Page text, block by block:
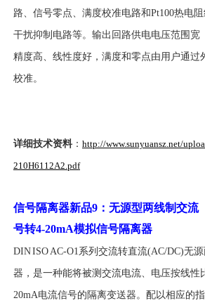
路、信号零点、满度校准电路和Pt100热电阻
干扰抑制电路等。输出回路供电电压范围宽
精度高、线性度好，满度和零点由用户通过
校准。
详细技术资料： http://www.sunyuansz.net/
210H6112A2.pdf
信号隔离器新品9：无源型两线制交流
号转4-20mA模拟信号隔离器
DIN ISO AC-O1系列交流转直流(AC/DC)无
器，是一种能将被测交流电流、电压按线性
20mA电流信号的隔离变送器。配以相应的